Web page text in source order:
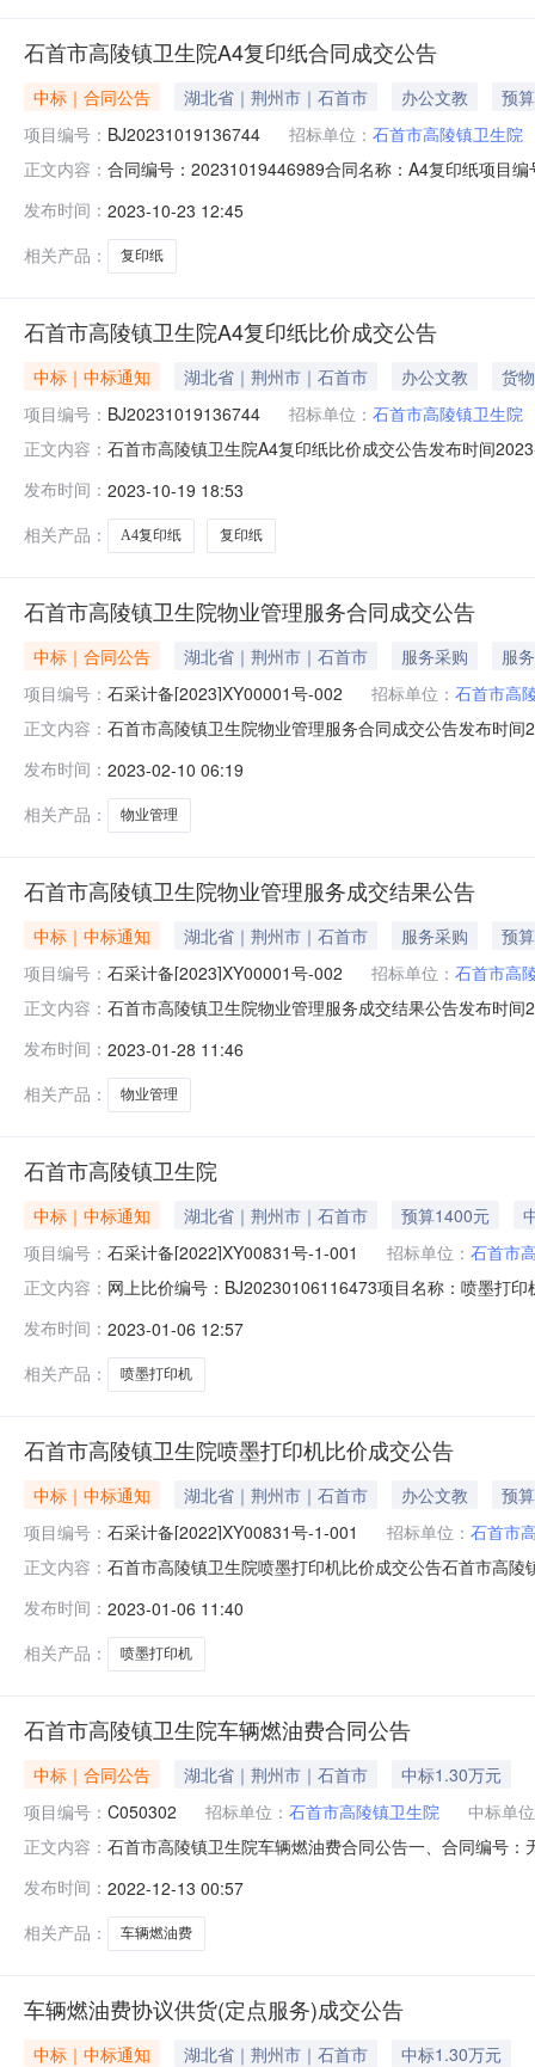
石首市高陵镇卫生院A4复印纸合同成交公告
中标｜合同公告 湖北省｜荆州市｜石首市 办公文教
预
项目编号： BJ20231019136744 招标单位： 石首市高陵镇卫生院
正文内容： 合同编号：20231019446989合同名称：A4复印纸项目
合同附件：相关公告2023/10/19下午4：27石首市政府
发布时间： 2023-10-23 12:45
相关产品：
复印纸
石首市高陵镇卫生院A4复印纸比价成交公告
中标｜中标通知 湖北省｜荆州市｜石首市 办公文教
货物
项目编号： BJ20231019136744 招标单位： 石首市高陵镇卫生院
正文内容： 石首市高陵镇卫生院A4复印纸比价成交公告发布时间
购联系电话：13986718226成交供应商名称：湖北省新
发布时间： 2023-10-19 18:53
相关产品：
A4复印纸 复印纸
石首市高陵镇卫生院物业管理服务合同成交公告
中标｜合同公告 湖北省｜荆州市｜石首市 服务采购
服务
项目编号： 石采计备[2023]XY00001号-002 招标单位： 石首市高
正文内容： 石首市高陵镇卫生院物业管理服务合同成交公告发布时
报价：168,480.00元合同签订时间：2023-01-01合同公
发布时间： 2023-02-10 06:19
相关产品：
物业管理
石首市高陵镇卫生院物业管理服务成交结果公告
中标｜中标通知 湖北省｜荆州市｜石首市 服务采购
预
项目编号： 石采计备[2023]XY00001号-002 招标单位： 石首市高
正文内容： 石首市高陵镇卫生院物业管理服务成交结果公告发布时
明：物业服务管理采购需求附件：供应商名称：石首市
发布时间： 2023-01-28 11:46
相关产品：
物业管理
石首市高陵镇卫生院
中标｜中标通知 湖北省｜荆州市｜石首市 预算1400元
项目编号： 石采计备[2022]XY00831号-1-001 招标单位： 石首市
正文内容： 网上比价编号：BJ20230106116473项目名称：喷墨打
首市瑞谷电子商务有限公司供应商地址：石首市绣林办
发布时间： 2023-01-06 12:57
相关产品：
喷墨打印机
石首市高陵镇卫生院喷墨打印机比价成交公告
中标｜中标通知 湖北省｜荆州市｜石首市 办公文教
预
项目编号： 石采计备[2022]XY00831号-1-001 招标单位： 石首市
正文内容： 石首市高陵镇卫生院喷墨打印机比价成交公告石首市高
首市高陵镇公主大道140号采购联系人：JZSSS222113
发布时间： 2023-01-06 11:40
相关产品：
喷墨打印机
石首市高陵镇卫生院车辆燃油费合同公告
中标｜合同公告 湖北省｜荆州市｜石首市
中标1.30万元
项目编号： C050302 招标单位： 石首市高陵镇卫生院
中标单
正文内容： 石首市高陵镇卫生院车辆燃油费合同公告一、合同编号
道335号6、联系方式：0716-7220837六、合同主要信
发布时间： 2022-12-13 00:57
相关产品：
车辆燃油费
车辆燃油费协议供货(定点服务)成交公告
中标｜中标通知 湖北省｜荆州市｜石首市
中标1.30万元